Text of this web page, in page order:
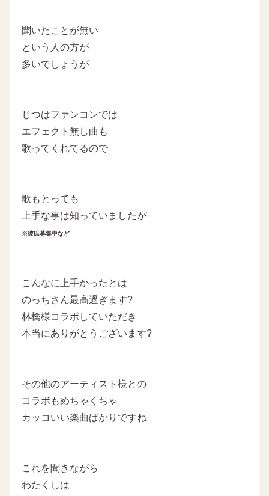
聞いたことが無い
という人の方が
多いでしょうが
じつはファンコンでは
エフェクト無し曲も
歌ってくれてるので
歌もとっても
上手な事は知っていましたが
※彼氏募集中など
こんなに上手かったとは
のっちさん最高過ぎます?
林檎様コラボしていただき
本当にありがとうございます?
その他のアーティスト様との
コラボもめちゃくちゃ
カッコいい楽曲ばかりですね
これを聞きながら
わたくしは